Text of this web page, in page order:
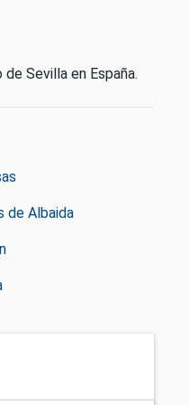
Sevilla en España.
de Albaida